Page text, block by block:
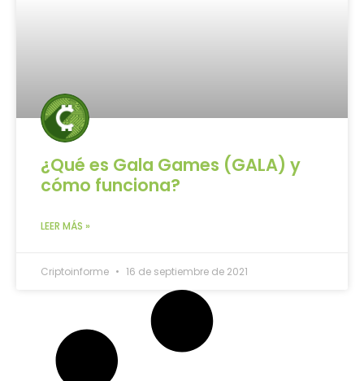
¿Qué es Gala Games (GALA) y
cómo funciona?
LEER MÁS »
Criptoinforme 16 de septiembre de 2021